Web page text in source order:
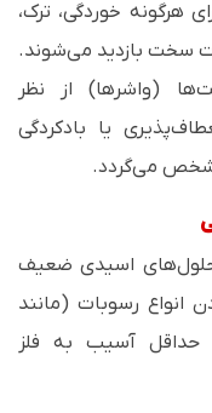
هرگونه خوردگی، ترک،
سخت بازدید می‌شوند.
(واشرها) از نظر
یا بادکردگی
می‌گردد.
اسیدی ضعیف
انواع رسوبات (مانند
حداقل آسیب به فلز